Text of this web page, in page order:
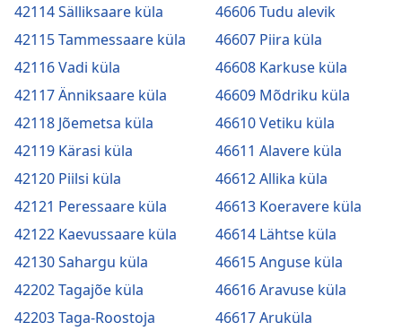
42114 Sälliksaare küla
42115 Tammessaare küla
42116 Vadi küla
42117 Änniksaare küla
42118 Jõemetsa küla
42119 Kärasi küla
42120 Piilsi küla
42121 Peressaare küla
42122 Kaevussaare küla
42130 Sahargu küla
42202 Tagajõe küla
42203 Taga-Roostoja
46606 Tudu alevik
46607 Piira küla
46608 Karkuse küla
46609 Mõdriku küla
46610 Vetiku küla
46611 Alavere küla
46612 Allika küla
46613 Koeravere küla
46614 Lähtse küla
46615 Anguse küla
46616 Aravuse küla
46617 Aruküla